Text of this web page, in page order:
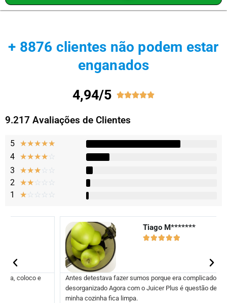
+ 8876 clientes não podem estar
enganados
4,94/5 
9.217 Avaliações de Clientes
5 ★★★★★
4 ☆☆☆☆☆
3 ☆☆☆☆ ☆
2 ☆☆☆ ☆ ☆
1 ☆☆ ☆ ☆ ☆
Tiago M*******

Antes detestava fazer sumos porque era complicado e
desorganizado Agora com o Juicer Plus é questão de segundos e a
minha cozinha fica limpa.